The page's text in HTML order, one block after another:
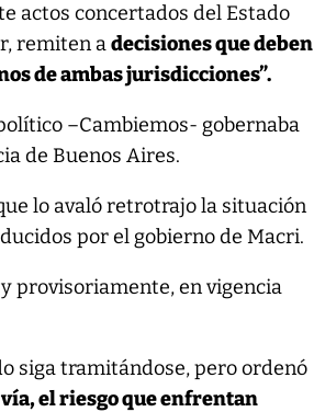
actos concertados del Estado
remiten adecisiones que deben
de ambas jurisdicciones”.
–Cambiemos- gobernaba
de Buenos Aires.
lo avaló retrotrajo la situación
por el gobierno de Macri.
provisoriamente, en vigencia
siga tramitándose, pero ordenó
el riesgo que enfrentan